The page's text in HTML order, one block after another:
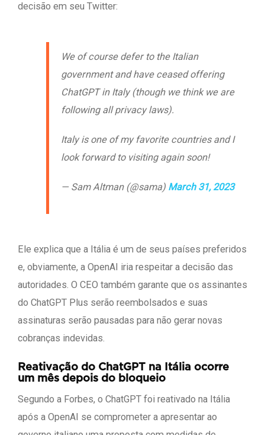
decisão em seu Twitter:
We of course defer to the Italian
government and have ceased offering
ChatGPT in Italy (though we think we are
following all privacy laws).
Italy is one of my favorite countries and I
look forward to visiting again soon!
— Sam Altman (@sama) March 31, 2023
Ele explica que a Itália é um de seus países preferidos
e, obviamente, a OpenAI iria respeitar a decisão das
autoridades. O CEO também garante que os assinantes
do ChatGPT Plus serão reembolsados e suas
assinaturas serão pausadas para não gerar novas
cobranças indevidas.
Reativação do ChatGPT na Itália ocorre
um mês depois do bloqueio
Segundo a Forbes, o ChatGPT foi reativado na Itália
após a OpenAI se comprometer a apresentar ao